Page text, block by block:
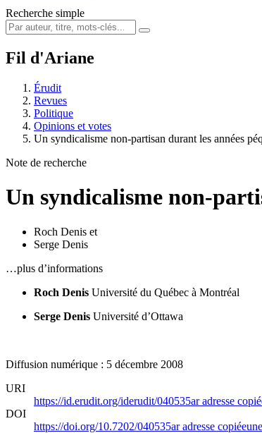
Recherche simple
Fil d'Ariane
Érudit
Revues
Politique
Opinions et votes
Un syndicalisme non-partisan durant les années
Note de recherche
Un syndicalisme non-
Roch Denis et
Serge Denis
…plus d’informations
Roch Denis Université du Québec à Montréal
Serge Denis Université d’Ottawa
Diffusion numérique : 5 décembre 2008
URI
https://id.erudit.org/iderudit/040535aradresse
DOI
https://doi.org/10.7202/040535aradresse copiée